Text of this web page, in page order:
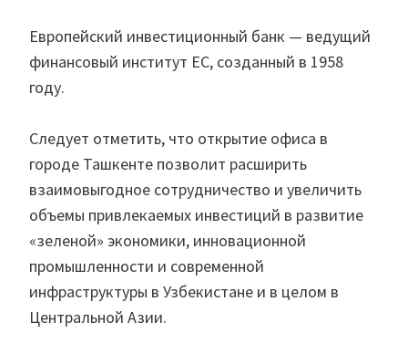
Европейский инвестиционный банк — ведущий
финансовый институт ЕС, созданный в 1958
году.
Следует отметить, что открытие офиса в
городе Ташкенте позволит расширить
взаимовыгодное сотрудничество и увеличить
объемы привлекаемых инвестиций в развитие
«зеленой» экономики, инновационной
промышленности и современной
инфраструктуры в Узбекистане и в целом в
Центральной Азии.